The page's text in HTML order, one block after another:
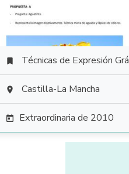
 Técnicas de Expresión Gráfico Plástica
 Castilla-La Mancha
 Extraordinaria de 2010